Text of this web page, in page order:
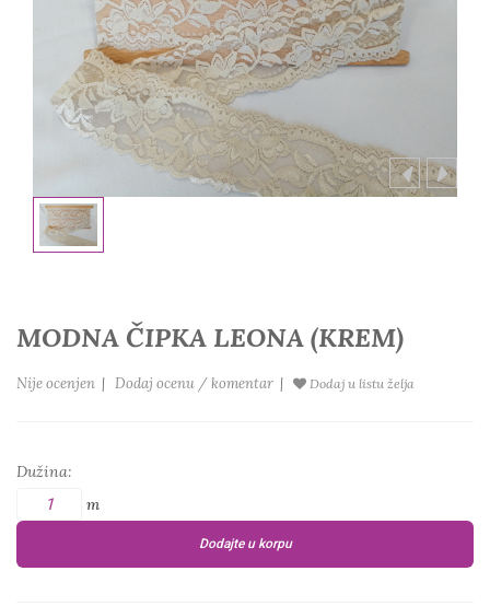
MODNA ČIPKA LEONA (KREM)
Nije ocenjen | Dodaj ocenu / komentar | Dodaj u listu želja
Dužina:
m
Dodajte u korpu